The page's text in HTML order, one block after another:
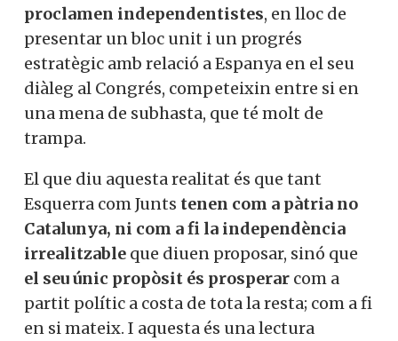
proclamen independentistes, en lloc de
presentar un bloc unit i un progrés
estratègic amb relació a Espanya en el seu
diàleg al Congrés, competeixin entre si en
una mena de subhasta, que té molt de
trampa.
El que diu aquesta realitat és que tant
Esquerra com Junts tenen com a pàtria no
Catalunya, ni com a fi la independència
irrealitzable que diuen proposar, sinó que
el seu únic propòsit és prosperar com a
partit polític a costa de tota la resta; com a fi
en si mateix. I aquesta és una lectura